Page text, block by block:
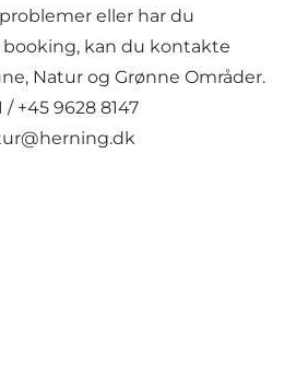
eller har du
kan du kontakte
Natur og Grønne Områder.
/ +45 9628 8147